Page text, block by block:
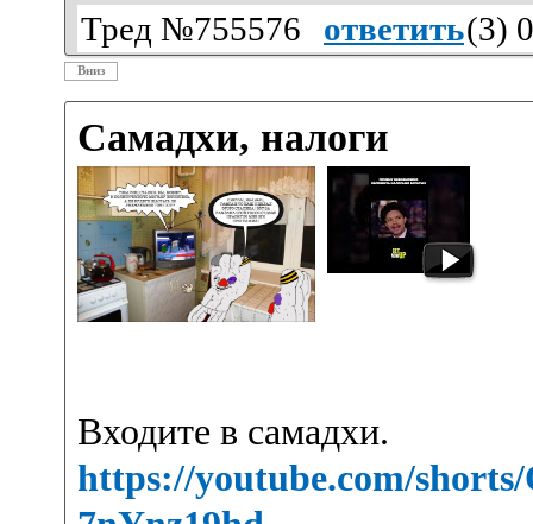
Тред №755576 ответить(3)
Вниз
Самадхи, налоги
Входите в самадхи.
https://youtube.com/